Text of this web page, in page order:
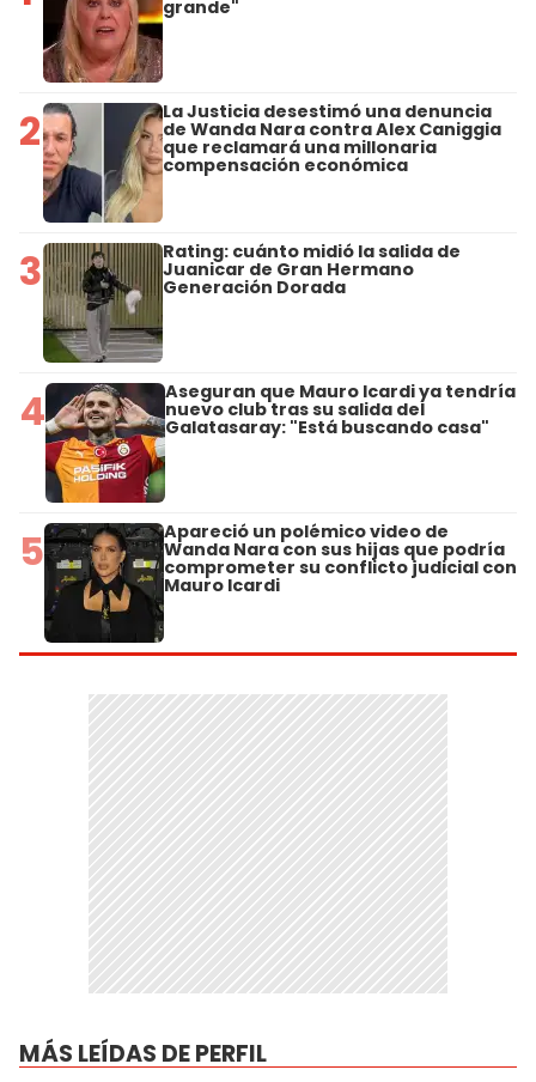
grande"
2 La Justicia desestimó una denuncia
de Wanda Nara contra Alex Caniggia
que reclamará una millonaria
compensación económica
3 Rating: cuánto midió la salida de
Juanicar de Gran Hermano
Generación Dorada
4 Aseguran que Mauro Icardi ya tendría
nuevo club tras su salida del
Galatasaray: "Está buscando casa"
5 Apareció un polémico video de
Wanda Nara con sus hijas que podría
comprometer su conflicto judicial con
Mauro Icardi
MÁS LEÍDAS DE PERFIL